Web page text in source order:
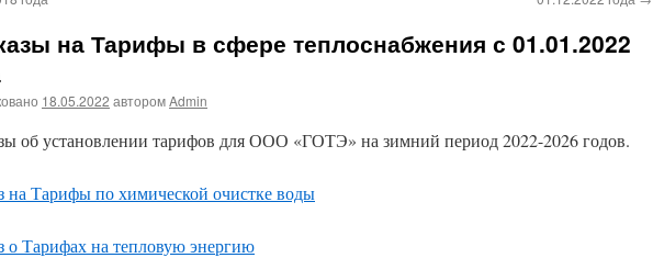
на Тарифы в сфере теплоснабжения с 01.01.2022
18.05.2022 авторомAdmin
об установлении тарифов для ООО «ГОТЭ» на зимний период 2022-2026 годов.
на Тарифы по химической очистке воды
о Тарифах на тепловую энергию